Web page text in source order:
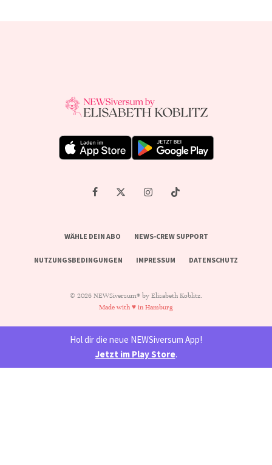
WÄHLE DEIN ABO NEWS-CREW SUPPORT
NUTZUNGSBEDINGUNGEN IMPRESSUM DATENSCHUTZ
© 2026 NEWSiversum® by Elisabeth Koblitz.
Made with ♥ in Hamburg
Hol dir die neue NEWSiversum App!
Jetzt im Play Store.